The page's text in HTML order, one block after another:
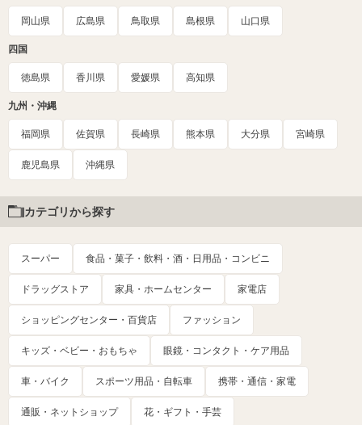
岡山県 広島県 鳥取県 島根県 山口県
四国
徳島県 香川県 愛媛県 高知県
九州・沖縄
福岡県 佐賀県 長崎県 熊本県 大分県 宮崎県
鹿児島県 沖縄県
カテゴリから探す
スーパー 食品・菓子・飲料・酒・日用品・コンビニ
ドラッグストア 家具・ホームセンター 家電店
ショッピングセンター・百貨店 ファッション
キッズ・ベビー・おもちゃ 眼鏡・コンタクト・ケア用品
車・バイク スポーツ用品・自転車 携帯・通信・家電
通販・ネットショップ 花・ギフト・手芸